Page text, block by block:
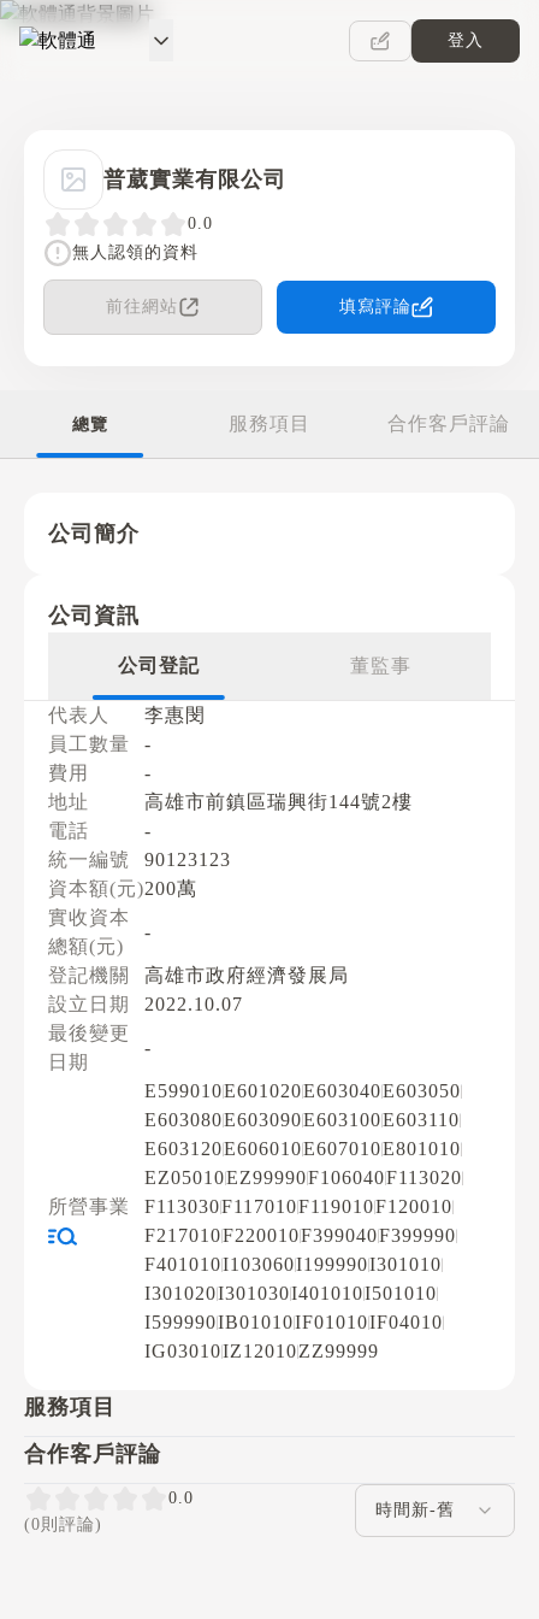
軟體通
登入
普葳實業有限公司
0.0
無人認領的資料
前往網站 填寫評論
總覽 服務項目 合作客戶評論
公司簡介
公司資訊
公司登記 董監事
代表人
李惠閔
員工數量
-
費用
-
地址
高雄市前鎮區瑞興街144號2樓
電話
-
統一編號
90123123
資本額(元)200萬
實收資本
總額(元)
-
登記機關
高雄市政府經濟發展局
設立日期
2022.10.07
最後變更
日期
-
所營事業
E599010E601020E603040E603050
E603080E603090E603100E603110
E603120E606010E607010E801010
EZ05010EZ99990F106040F113020
F113030F117010F119010F120010
F217010F220010F399040F399990
F401010I103060I199990I301010
I301020I301030I401010I501010
I599990IB01010IF01010IF04010
IG03010IZ12010ZZ99999
服務項目
合作客戶評論
0.0
(0則評論)
評論排序